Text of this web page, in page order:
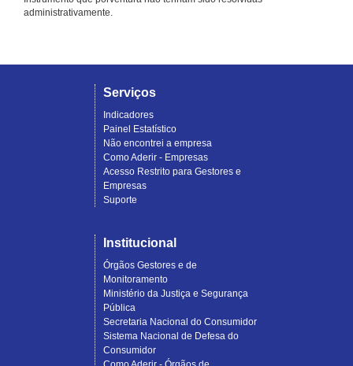
administrativamente.
Serviços
Indicadores
Painel Estatístico
Não encontrei a empresa
Como Aderir - Empresas
Acesso Restrito para Gestores e
Empresas
Suporte
Institucional
Órgãos Gestores e de
Monitoramento
Ministério da Justiça e Segurança
Pública
Secretaria Nacional do Consumidor
Sistema Nacional de Defesa do
Consumidor